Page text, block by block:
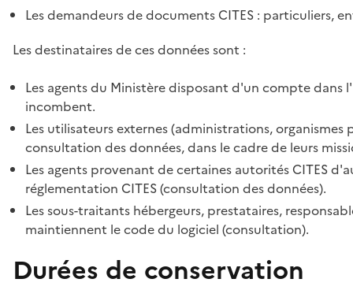
Les demandeurs de documents CITES : particuliers,
Les destinataires de ces données sont :
Les agents du Ministère disposant d'un compte
incombent.
Les utilisateurs externes (administrations,
consultation des données, dans le cadre de leurs
Les agents provenant de certaines autorités CITES
réglementation CITES (consultation des données).
Les sous-traitants hébergeurs, prestataires,
maintiennent le code du logiciel (consultation).
Durées de conservation